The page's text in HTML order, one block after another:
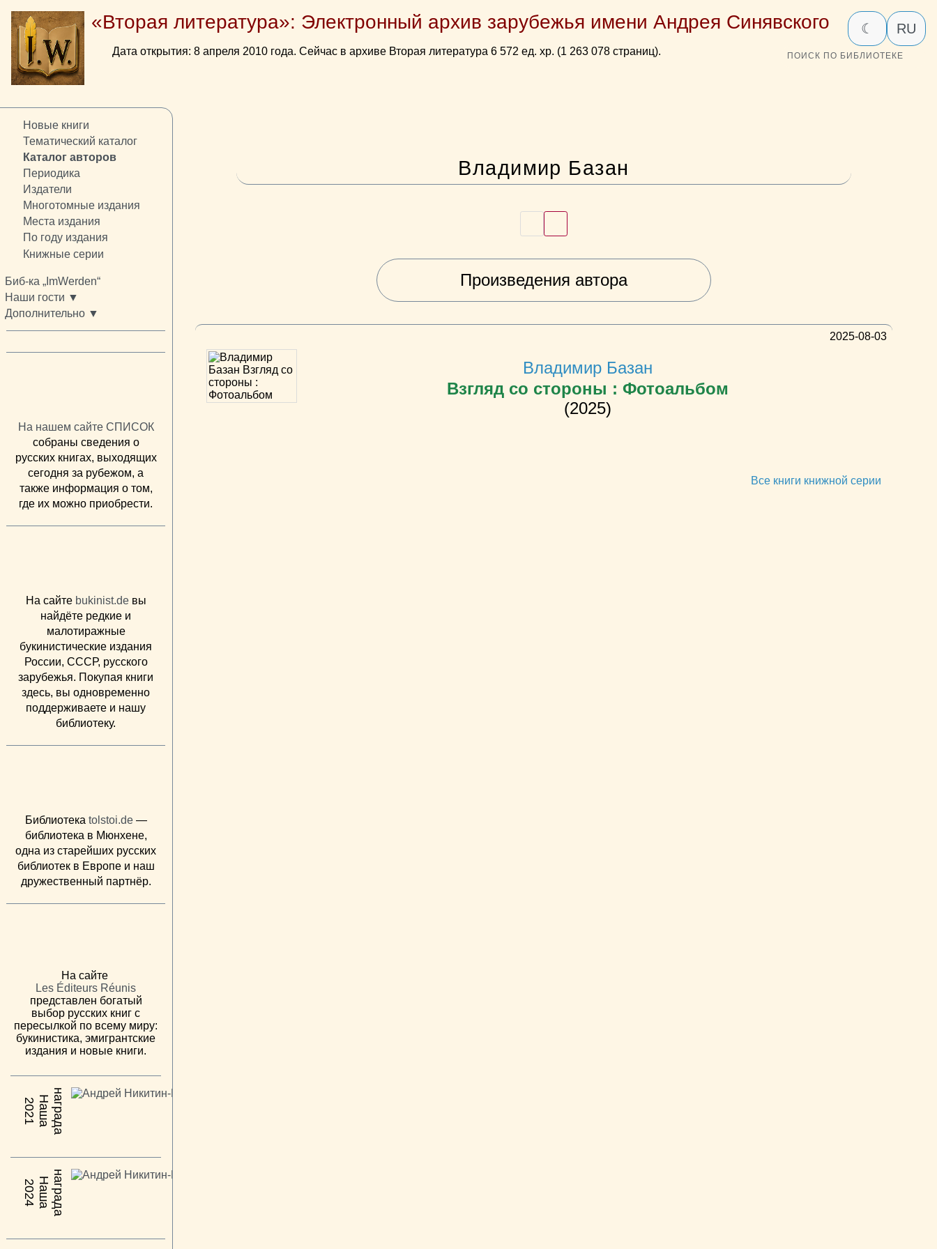
«Вторая литература»: Электронный архив зарубежья имени Андрея Синявского
Дата открытия: 8 апреля 2010 года. Сейчас в архиве Вторая литература 6 572 ед. хр. (1 263 078 страниц).
☾ RU
ПОИСК ПО БИБЛИОТЕКЕ
Новые книги
Тематический каталог
Каталог авторов
Периодика
Издатели
Многотомные издания
Места издания
По году издания
Книжные серии
Биб-ка „ImWerden“
Наши гости ▼
Дополнительно ▼
На нашем сайте СПИСОК
собраны сведения о
русских книгах, выходящих
сегодня за рубежом, а
также информация о том,
где их можно приобрести.
На сайте bukinist.deвы
найдёте редкие и
малотиражные
букинистические издания
России, СССР, русского
зарубежья. Покупая книги
здесь, вы одновременно
поддерживаете и нашу
библиотеку.
Библиотека tolstoi.de—
библиотека в Мюнхене,
одна из старейших русских
библиотек в Европе и наш
дружественный партнёр.
На сайте
Les Éditeurs Réunis
представлен богатый
выбор русских книг с
пересылкой по всему миру:
букинистика, эмигрантские
издания и новые книги.
2021 Н
а
ш
ан
а
г
р
а
да
2024 Н
а
ш
ан
а
г
р
а
да
Владимир Базан
Произведения автора
2025-08-03
Владимир Базан
Взгляд со стороны : Фотоальбом
(2025)
Все книги книжной серии